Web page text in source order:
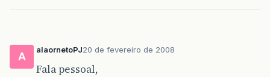
A
alaornetoPJ20 de fevereiro de 2008
Fala pessoal,